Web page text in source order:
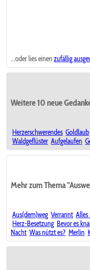
...oder lies einen zufällig
Weitere 10 neue
Herzerschwerendes Goldlaub
Waldgeflüster Aufgelaufen
Mehr zum Thema
Aus(dem)weg Verrannt Alles
Herz-Besetzung Bevor es
Nacht Was nützt es? Merlin